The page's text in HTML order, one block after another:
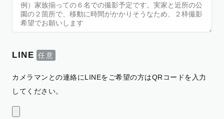
LINE
カメラマンとの連絡にLINEをご希望の方はQRコードを入力
してください。